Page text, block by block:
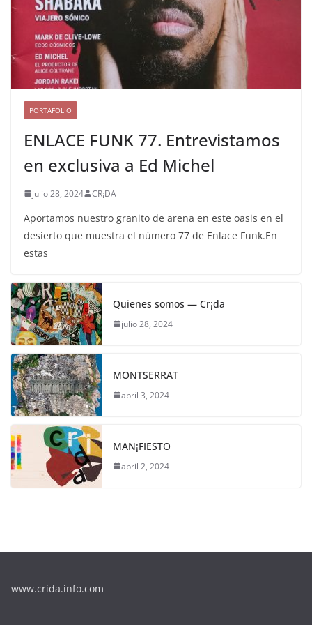
PORTAFOLIO
ENLACE FUNK 77. Entrevistamos
en exclusiva a Ed Michel
julio 28, 2024 CR¡DA
Aportamos nuestro granito de arena en este oasis en el
desierto que muestra el número 77 de Enlace Funk.En
estas
Quienes somos — Cr¡da
julio 28, 2024
MONTSERRAT
abril 3, 2024
MAN¡FIESTO
abril 2, 2024
www.crida.info.com